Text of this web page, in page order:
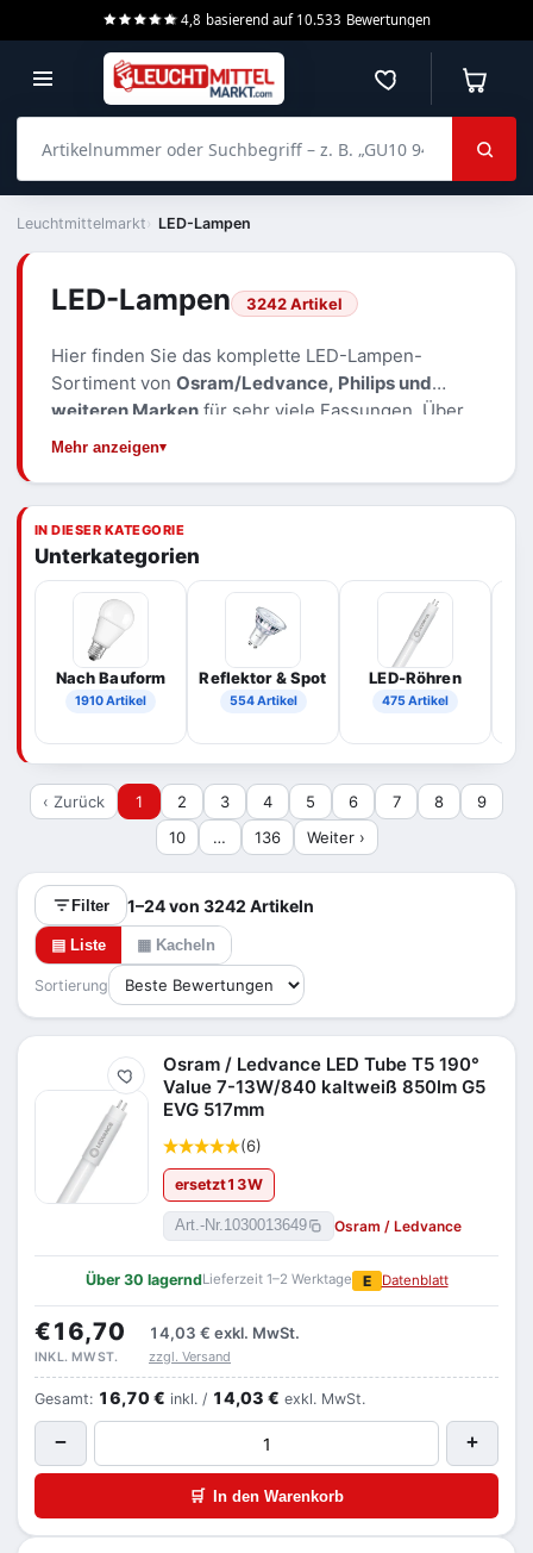
4,8 basierend auf 10.533 Bewertungen
Merkzettel
Leuchtmittelmarkt LED-Lampen
LED-Lampen 3242 Artikel
Hier finden Sie das komplette LED-Lampen-
Sortiment von Osram/Ledvance, Philips und
weiteren Marken für sehr viele Fassungen. Über
alle Bauformen, Sockel und Lichtfarben hinweg
Leistungsaufnahme.
Mehr anzeigen
IN DIESER KATEGORIE
Unterkategorien
Nach Bauform
1910 Artikel
Reflektor & Spot
554 Artikel
LED-Röhren
475 Artikel
‹ Zurück 1 2 3 4 5 6 7 8
9
10
… 136 Weiter ›
Filter 1–24 von 3242 Artikeln
▤ Liste ▦ Kacheln
Sortierung
Merken
Osram / Ledvance LED Tube T5 190°
Value 7-13W/840 kaltweiß 850lm G5
EVG 517mm
(6)
ersetzt13W
Art.-Nr.1030013649 Osram / Ledvance
Über 30 lagerndLieferzeit 1–2 Werktage E Datenblatt
€16,70 14,03 € exkl. MwSt.
INKL. MWST. zzgl. Versand
Gesamt: 16,70 € inkl. / 14,03 € exkl. MwSt.
− +
🛒 In den Warenkorb